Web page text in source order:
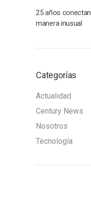
25 años
manera inusual
Categorías
Actualidad
Century News
Nosotros
Tecnología